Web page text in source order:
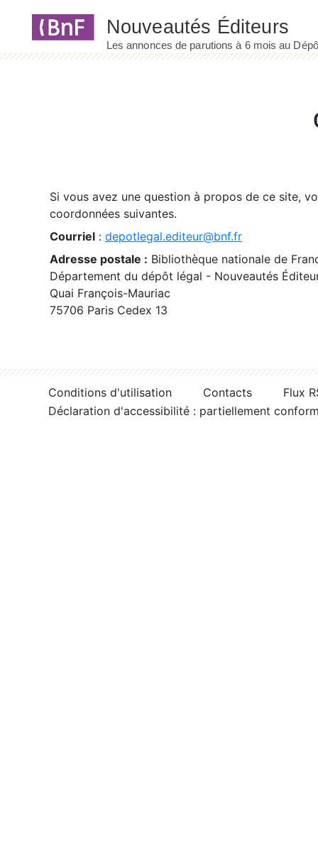
Si vous avez une question à propos de ce site,
coordonnées suivantes.
Courriel : depotlegal.editeur@bnf.fr
Adresse postale : Bibliothèque nationale de
Département du dépôt légal - Nouveautés
Quai François-Mauriac
75706 Paris Cedex 13
Conditions d'utilisation Contacts
Flux
Déclaration d'accessibilité : partiellement